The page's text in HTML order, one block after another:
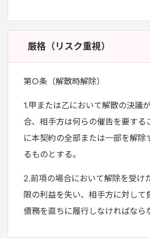
厳格（リスク重視）
第○条（解散時解除）
1.甲または乙において解散の決議
合、相手方は何らの催告を要する
に本契約の全部または一部を解除
るものとする。
2.前項の場合において解除を受け
限の利益を失い、相手方に対して
債務を直ちに履行しなければなら